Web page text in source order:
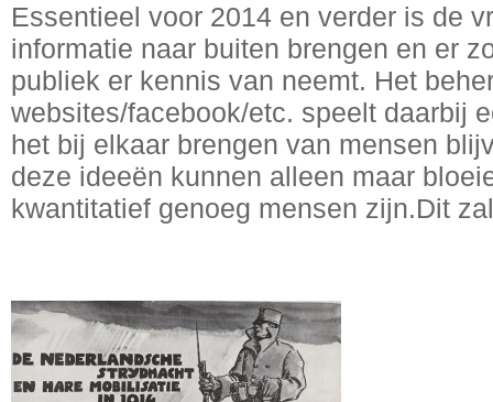
Essentieel voor 2014 en verder is de
informatie naar buiten brengen en er
publiek er kennis van neemt. Het
websites/facebook/etc. speelt daarbij
het bij elkaar brengen van mensen
deze ideeën kunnen alleen maar
kwantitatief genoeg mensen zijn.Dit